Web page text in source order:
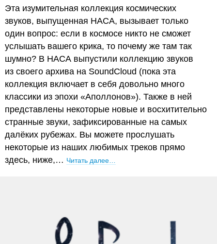
Эта изумительная коллекция космических
звуков, выпущенная НАСА, вызывает только
один вопрос: если в космосе никто не сможет
услышать вашего крика, то почему же там так
шумно? В НАСА выпустили коллекцию звуков
из своего архива на SoundCloud (пока эта
коллекция включает в себя довольно много
классики из эпохи «Аполлонов»). Также в ней
представлены некоторые новые и восхитительно
странные звуки, зафиксированные на самых
далёких рубежах. Вы можете прослушать
некоторые из наших любимых треков прямо
здесь, ниже,… Читать далее…